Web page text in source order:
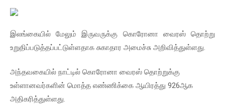
இலங்கையில் மேலும் இருவருக்கு கொரோனா வைரஸ் தொற்று
உறுதிப்படுத்தப்பட்டுள்ளதாக சுகாதார அமைச்சு அறிவித்துள்ளது.
அந்தவகையில் நாட்டில் கொரோனா வைரஸ் தொற்றுக்கு
உள்ளானவர்களின் மொத்த எண்ணிக்கை ஆயிரத்து 926ஆக
அதிகரித்துள்ளது.